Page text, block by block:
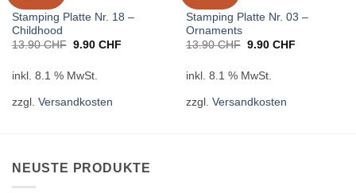
STAMPING
Stamping Platte Nr. 18 –
Childhood
13.90CHF Ursprünglicher
13.90 CHF
9.90 CHFAktueller
inkl. 8.1 % MwSt.
zzgl. Versandkosten
STAMPING
Stamping Platte Nr. 03 –
Ornaments
13.90CHF Ursprünglicher
13.90 CHF
9.90 CHFAktueller
inkl. 8.1 % MwSt.
zzgl. Versandkosten
NEUSTE PRODUKTE